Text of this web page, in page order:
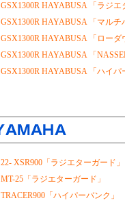
GSX1300R HAYABUSA 「ラジエ
GSX1300R HAYABUSA 「マルチ
GSX1300R HAYABUSA 「ロー
GSX1300R HAYABUSA 「
GSX1300R HAYABUSA 「ハイパ
22- XSR900「ラジエターガード」
MT-25「ラジエターガード」
TRACER900「ハイパーバンク」